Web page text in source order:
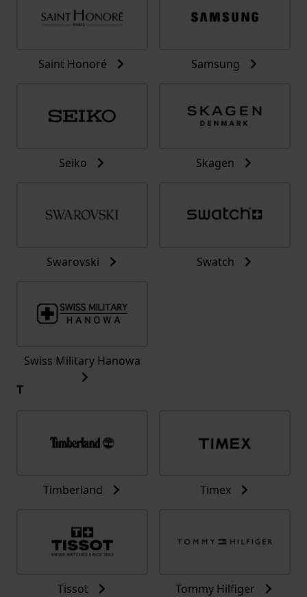
Saint Honoré Samsung
Seiko Skagen
Swarovski Swatch
Swiss Military Hanowa
T
Timberland Timex
Tissot Tommy Hilfiger